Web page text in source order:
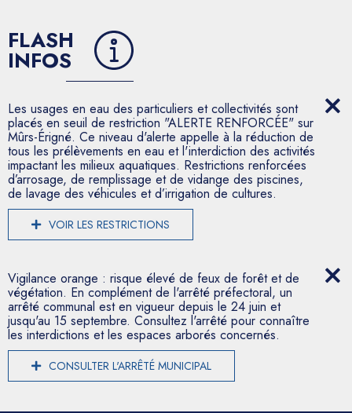
FLASH
INFOS
Les usages en eau des particuliers et collectivités sont
placés en seuil de restriction "ALERTE RENFORCÉE" sur
Mûrs-Érigné. Ce niveau d'alerte appelle à la réduction de
tous les prélèvements en eau et l'interdiction des activités
impactant les milieux aquatiques. Restrictions renforcées
d’arrosage, de remplissage et de vidange des piscines,
de lavage des véhicules et d’irrigation de cultures.
VOIR LES RESTRICTIONS
Vigilance orange : risque élevé de feux de forêt et de
végétation. En complément de l'arrêté préfectoral, un
arrêté communal est en vigueur depuis le 24 juin et
jusqu'au 15 septembre. Consultez l'arrêté pour connaître
les interdictions et les espaces arborés concernés.
CONSULTER L'ARRÊTÉ MUNICIPAL